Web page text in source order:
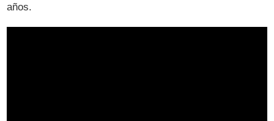
años.